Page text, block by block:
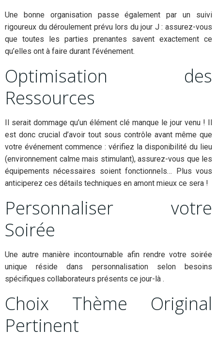
Une bonne organisation passe également par un suivi
rigoureux du déroulement prévu lors du jour J : assurez-vous
que toutes les parties prenantes savent exactement ce
qu’elles ont à faire durant l’événement.
Optimisation des
Ressources
Il serait dommage qu’un élément clé manque le jour venu ! Il
est donc crucial d’avoir tout sous contrôle avant même que
votre événement commence : vérifiez la disponibilité du lieu
(environnement calme mais stimulant), assurez-vous que les
équipements nécessaires soient fonctionnels… Plus vous
anticiperez ces détails techniques en amont mieux ce sera !
Personnaliser votre
Soirée
Une autre manière incontournable afin rendre votre soirée
unique réside dans personnalisation selon besoins
spécifiques collaborateurs présents ce jour-là .
Choix Thème Original
Pertinent